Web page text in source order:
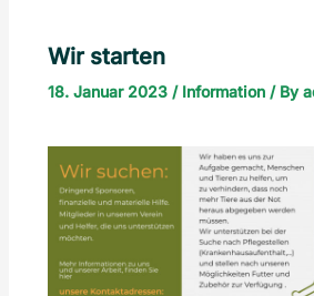
Wir starten
18. Januar 2023 / Information/ By